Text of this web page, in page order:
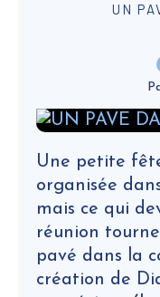
UN
Une petite
organisée
mais ce qui
réunion
pavé dans la
création de